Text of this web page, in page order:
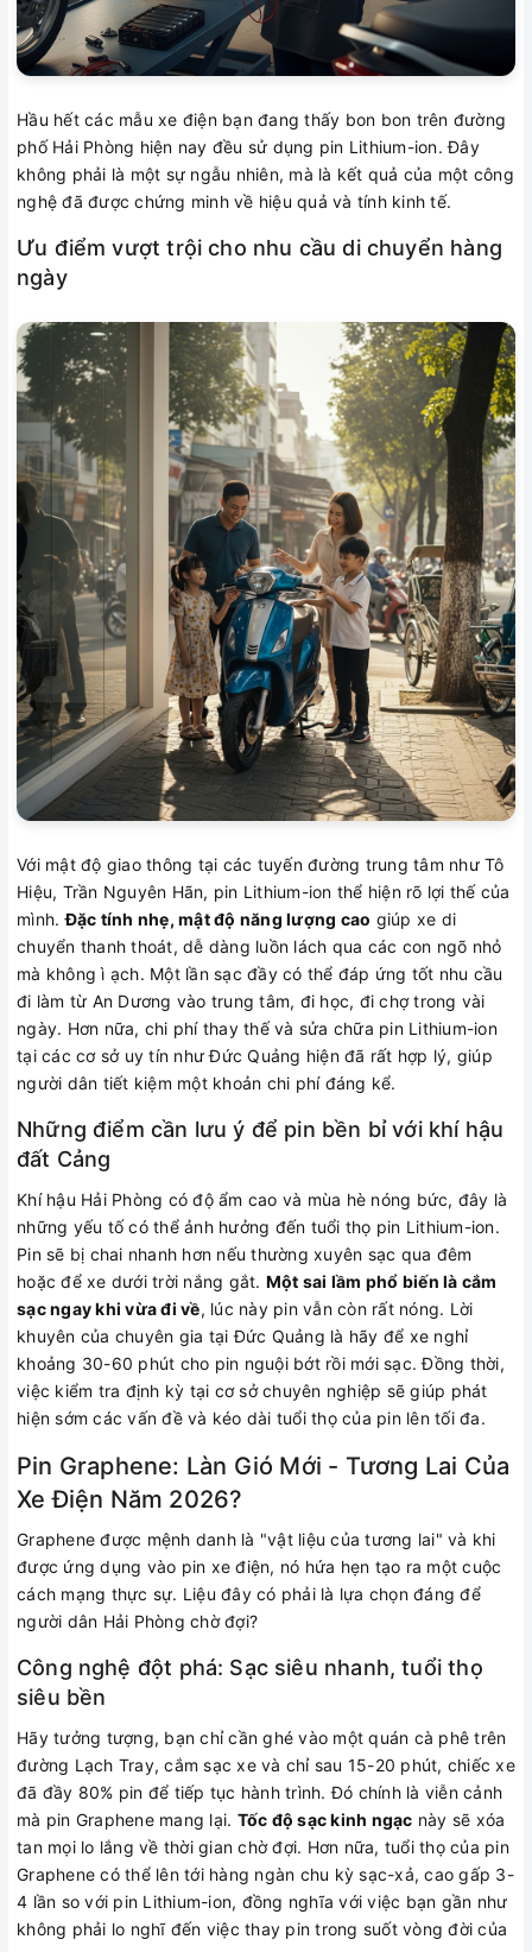
Hầu hết các mẫu xe điện bạn đang thấy bon bon trên đường
phố Hải Phòng hiện nay đều sử dụng pin Lithium-ion. Đây
không phải là một sự ngẫu nhiên, mà là kết quả của một công
nghệ đã được chứng minh về hiệu quả và tính kinh tế.
Ưu điểm vượt trội cho nhu cầu di chuyển hàng
ngày
Với mật độ giao thông tại các tuyến đường trung tâm như Tô
Hiệu, Trần Nguyên Hãn, pin Lithium-ion thể hiện rõ lợi thế của
mình.Đặc tính nhẹ, mật độ năng lượng cao giúp xe di
chuyển thanh thoát, dễ dàng luồn lách qua các con ngõ nhỏ
mà không ì ạch. Một lần sạc đầy có thể đáp ứng tốt nhu cầu
đi làm từ An Dương vào trung tâm, đi học, đi chợ trong vài
ngày. Hơn nữa, chi phí thay thế và sửa chữa pin Lithium-ion
tại các cơ sở uy tín như Đức Quảng hiện đã rất hợp lý, giúp
người dân tiết kiệm một khoản chi phí đáng kể.
Những điểm cần lưu ý để pin bền bỉ với khí hậu
đất Cảng
Khí hậu Hải Phòng có độ ẩm cao và mùa hè nóng bức, đây là
những yếu tố có thể ảnh hưởng đến tuổi thọ pin Lithium-ion.
Pin sẽ bị chai nhanh hơn nếu thường xuyên sạc qua đêm
hoặc để xe dưới trời nắng gắt. Một sai lầm phổ biến là cắm
sạc ngay khi vừa đi về, lúc này pin vẫn còn rất nóng. Lời
khuyên của chuyên gia tại Đức Quảng là hãy để xe nghỉ
khoảng 30-60 phút cho pin nguội bớt rồi mới sạc. Đồng thời,
việc kiểm tra định kỳ tại cơ sở chuyên nghiệp sẽ giúp phát
hiện sớm các vấn đề và kéo dài tuổi thọ của pin lên tối đa.
Pin Graphene: Làn Gió Mới - Tương Lai Của
Xe Điện Năm 2026?
Graphene được mệnh danh là "vật liệu của tương lai" và khi
được ứng dụng vào pin xe điện, nó hứa hẹn tạo ra một cuộc
cách mạng thực sự. Liệu đây có phải là lựa chọn đáng để
người dân Hải Phòng chờ đợi?
Công nghệ đột phá: Sạc siêu nhanh, tuổi thọ
siêu bền
Hãy tưởng tượng, bạn chỉ cần ghé vào một quán cà phê trên
đường Lạch Tray, cắm sạc xe và chỉ sau 15-20 phút, chiếc xe
đã đầy 80% pin để tiếp tục hành trình. Đó chính là viễn cảnh
mà pin Graphene mang lại. Tốc độ sạc kinh ngạc này sẽ xóa
tan mọi lo lắng về thời gian chờ đợi. Hơn nữa, tuổi thọ của pin
Graphene có thể lên tới hàng ngàn chu kỳ sạc-xả, cao gấp 3-
4 lần so với pin Lithium-ion, đồng nghĩa với việc bạn gần như
không phải lo nghĩ đến việc thay pin trong suốt vòng đời của